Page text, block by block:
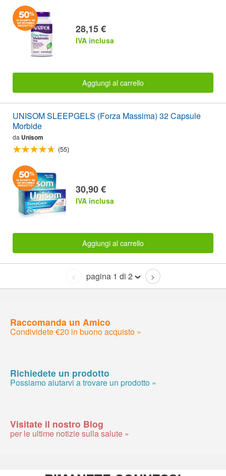
28,15 €
IVA inclusa
Aggiungi al carrello
UNISOM SLEEPGELS (Forza Massima) 32 Capsule
Morbide
da Unisom
(55)
30,90 €
IVA inclusa
Aggiungi al carrello
< pagina 1 di 2 >
Raccomanda un Amico
Condividete €20 in buono acquisto »
Richiedete un prodotto
Possiamo aiutarvi a trovare un prodotto »
Visitate il nostro Blog
per le ultime notizie sulla salute »